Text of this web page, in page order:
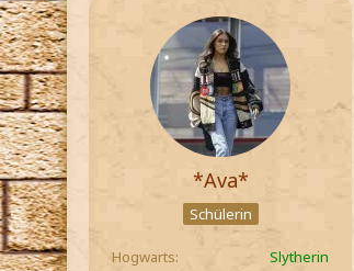
*Ava*
Schülerin
Hogwarts
Slytherin